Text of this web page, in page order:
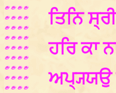
ਤਿਨਿ
ਹਰਿ ਕਾ
ਅਪ੍ਯ੍ਯਉ